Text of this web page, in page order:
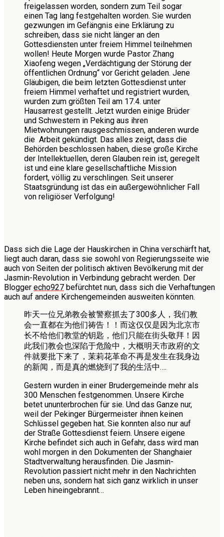
freigelassen worden, sondern zum Teil sogar
einen Tag lang festgehalten worden. Sie wurden
gezwungen im Gefängnis eine Erklärung zu
schreiben, dass sie nicht länger an den
Gottesdiensten unter freiem Himmel teilnehmen
wollen! Heute Morgen wurde Pastor Zhang
Xiaofeng wegen „Verdächtigung der Störung der
öffentlichen Ordnung“ vor Gericht geladen. Jene
Gläubigen, die beim letzten Gottesdienst unter
freiem Himmel verhaftet und registriert wurden,
wurden zum größten Teil am 17.4. unter
Hausarrest gestellt. Jetzt wurden einige Brüder
und Schwestern in Peking aus ihren
Mietwohnungen rausgeschmissen, anderen wurde
die Arbeit gekündigt. Das alles zeigt, dass die
Behörden beschlossen haben, diese große Kirche
der Intellektuellen, deren Glauben rein ist, geregelt
ist und eine klare gesellschaftliche Mission
fordert, völlig zu verschlingen. Seit unserer
Staatsgründung ist das ein außergewöhnlicher Fall
von religiöser Verfolgung!
Dass sich die Lage der Hauskirchen in China verschärft hat,
liegt auch daran, dass sie sowohl von Regierungsseite wie
auch von Seiten der politisch aktiven Bevölkerung mit der
Jasmin-Revolution in Verbindung gebracht werden. Der
Blogger echo927 befürchtet nun, dass sich die Verhaftungen
auch auf andere Kirchengemeinden ausweiten könnten.
昨天一位兄弟教会被警察抓去了300多人，我们教
会一直都在为他们祷告！！而这仅仅是因为北京市
长不给他们教堂的钥匙，他们只能在街头敬拜！因
此我们教会也深陷于危险中，大概明天市政府的文
件就要批下来了，茉莉花革命不再是发生在我身边
的新闻，而是真的燃烧到了我的生活中….
Gestern wurden in einer Brudergemeinde mehr als
300 Menschen festgenommen. Unsere Kirche
betet ununterbrochen für sie. Und das Ganze nur,
weil der Pekinger Bürgermeister ihnen keinen
Schlüssel gegeben hat. Sie konnten also nur auf
der Straße Gottesdienst feiern. Unsere eigene
Kirche befindet sich auch in Gefahr, dass wird man
wohl morgen in den Dokumenten der Shanghaier
Stadtverwaltung herausfinden. Die Jasmin-
Revolution passiert nicht mehr in den Nachrichten
neben uns, sondern hat sich ganz wirklich in unser
Leben hineingebrannt…